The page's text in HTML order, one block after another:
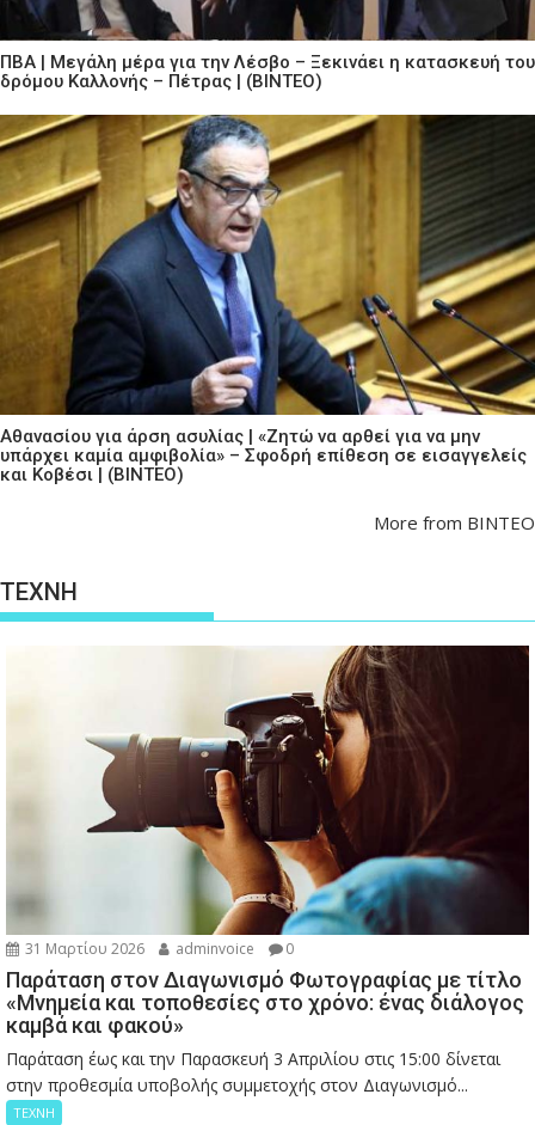
ΠΒΑ | Μεγάλη μέρα για την Λέσβο – Ξεκινάει η κατασκευή του
δρόμου Καλλονής – Πέτρας | (ΒΙΝΤΕΟ)
Αθανασίου για άρση ασυλίας | «Ζητώ να αρθεί για να μην
υπάρχει καμία αμφιβολία» – Σφοδρή επίθεση σε εισαγγελείς
και Κοβέσι | (ΒΙΝΤΕΟ)
More from ΒΙΝΤΕΟ
ΤΕΧΝΗ
31 Μαρτίου 2026 adminvoice 0
Παράταση στον Διαγωνισμό Φωτογραφίας με τίτλο
«Μνημεία και τοποθεσίες στο χρόνο: ένας διάλογος
καμβά και φακού»
Παράταση έως και την Παρασκευή 3 Απριλίου στις 15:00 δίνεται
στην προθεσμία υποβολής συμμετοχής στον Διαγωνισμό...
ΤΕΧΝΗ